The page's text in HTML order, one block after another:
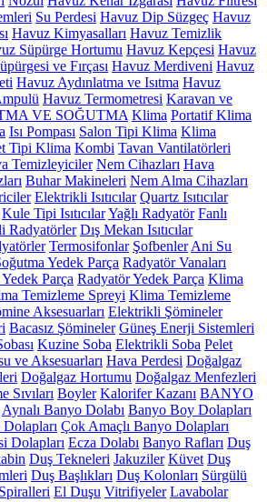
Su Perdesi Havuz Dip Süzgeç Havuz
Havuz Kimyasalları Havuz Temizlik
Süpürge Hortumu Havuz Kepçesi Havuz
ve Fırçası Havuz Merdiveni Havuz
Havuz Aydınlatma ve Isıtma Havuz
Havuz Termometresi Karavan ve
VE SOĞUTMA Klima Portatif Klima
Isı Pompası Salon Tipi Klima Klima
Tipi Klima Kombi Tavan Vantilatörleri
Temizleyiciler Nem Cihazları Hava
Buhar Makineleri Nem Alma Cihazları
Elektrikli Isıtıcılar Quartz Isıtıcılar
Kule Tipi IsıtıcılarYağlı Radyatör Fanlı
Radyatörler Dış Mekan Isıtıcılar
Termosifonlar Şofbenler Ani Su
Yedek Parça Radyatör Vanaları
Parça Radyatör Yedek Parça Klima
Temizleme Spreyi Klima Temizleme
Aksesuarları Elektrikli Şömineler
Bacasız Şömineler Güneş Enerji Sistemleri
Kuzine Soba Elektrikli Soba Pelet
ve Aksesuarları Hava Perdesi Doğalgaz
Doğalgaz Hortumu Doğalgaz Menfezleri
Sıvıları Boyler Kalorifer Kazanı BANYO
Aynalı Banyo Dolabı Banyo Boy Dolapları
Çok Amaçlı Banyo Dolapları
Dolapları Ecza Dolabı Banyo Rafları Duş
Duş Tekneleri Jakuziler Küvet Duş
Duş Başlıkları Duş Kolonları Sürgülü
El Duşu Vitrifiyeler Lavabolar